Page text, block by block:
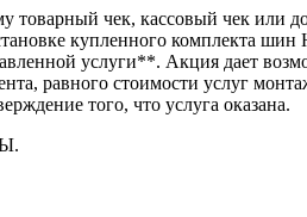
товарный чек, кассовый чек или
купленного комплекта
услуги**. Акция дает
равного стоимости услуг
того, что услуга оказана.